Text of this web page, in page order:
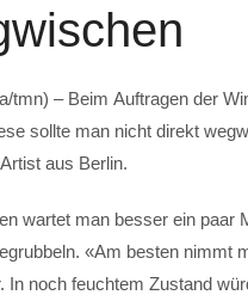
tmn) – Beim Auftragen der
sollte man nicht direkt
aus Berlin.
wartet man besser ein paar
«Am besten nimmt
In noch feuchtem Zustand